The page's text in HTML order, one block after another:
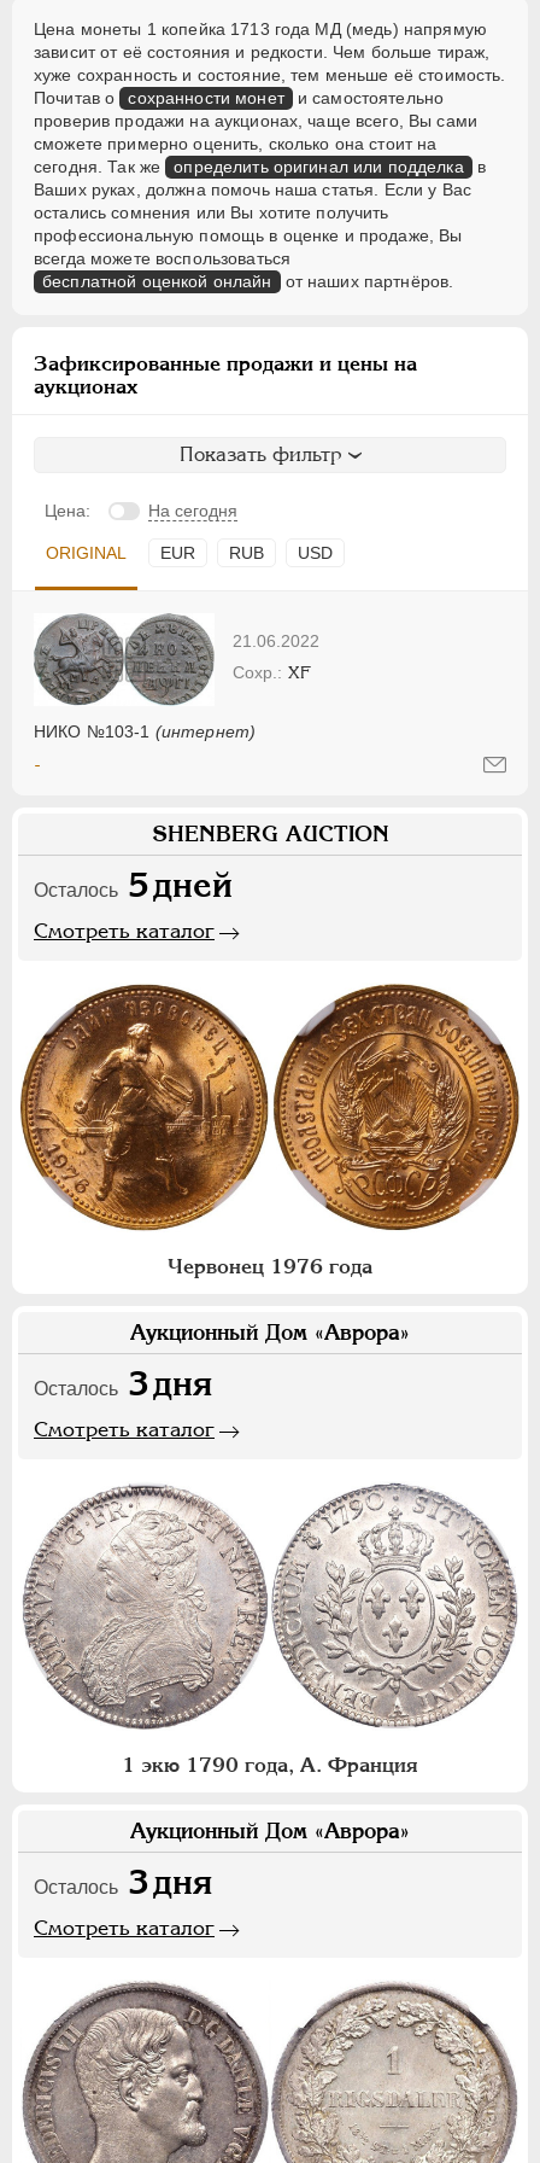
Цена монеты 1 копейка 1713 года МД (медь) напрямую
зависит от её состояния и редкости. Чем больше тираж,
хуже сохранность и состояние, тем меньше её стоимость.
Почитав о сохранности монет и самостоятельно
проверив продажи на аукционах, чаще всего, Вы сами
сможете примерно оценить, сколько она стоит на
сегодня. Так же определить оригинал или подделка в
Ваших руках, должна помочь наша статья. Если у Вас
остались сомнения или Вы хотите получить
профессиональную помощь в оценке и продаже, Вы
всегда можете воспользоваться
бесплатной оценкой онлайн от наших партнёров.
Зафиксированные продажи и цены на
аукционах
Показать фильтр
Цена: На сегодня
ORIGINAL EUR RUB USD
21.06.2022
НИКО №103-1 (интернет)
XF
-
SHENBERG AUCTION
Осталось 5дней
Смотреть каталог
Червонец 1976 года
Аукционный Дом «Аврора»
Осталось 3дня
Смотреть каталог
1 экю 1790 года, А. Франция
Аукционный Дом «Аврора»
Осталось 3дня
Смотреть каталог